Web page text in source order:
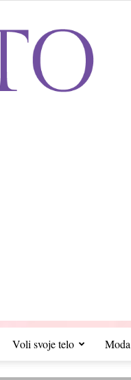
Voli svoje telo Moda